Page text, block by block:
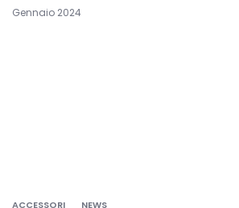
Gennaio 2024
ACCESSORI NEWS